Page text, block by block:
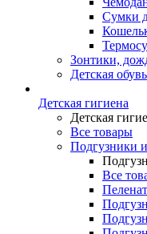
Сумки
Зонтики,
Детская обувь
Детская гигиена
Детская
Все товары
Подгузники
Все